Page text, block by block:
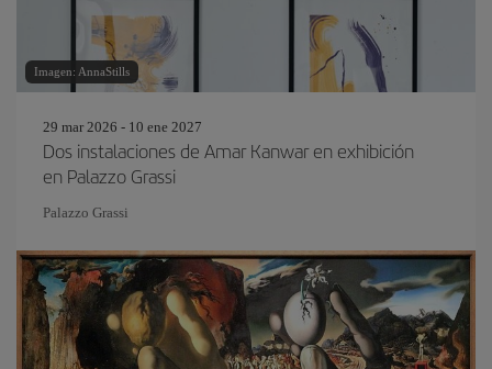
Imagen: AnnaStills
29 mar 2026 - 10 ene 2027
Dos instalaciones de Amar Kanwar en exhibición
en Palazzo Grassi
Palazzo Grassi